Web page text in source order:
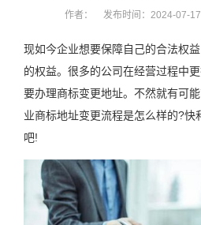
作者： 发布时间：2024-07-
现如今企业想要保障自己的合法权
的权益。很多的公司在经营过程中
要办理商标变更地址。不然就有可
业商标地址变更流程是怎么样的?快
吧!